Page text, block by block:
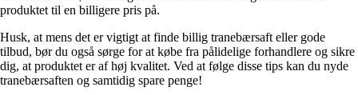
produktet til en billigere pris på.
Husk, at mens det er vigtigt at finde billig tranebærsaft eller gode
tilbud, bør du også sørge for at købe fra pålidelige forhandlere og sikre
dig, at produktet er af høj kvalitet. Ved at følge disse tips kan du nyde
tranebærsaften og samtidig spare penge!